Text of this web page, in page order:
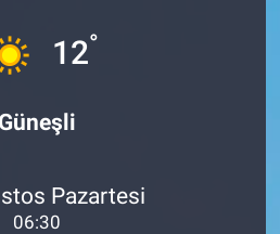
12°
Güneşli
Pazartesi
06:30